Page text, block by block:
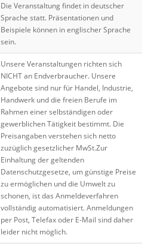
Die Veranstaltung findet in deutscher
Sprache statt. Präsentationen und
Beispiele können in englischer Sprache
sein.
Unsere Veranstaltungen richten sich
NICHT an Endverbraucher. Unsere
Angebote sind nur für Handel, Industrie,
Handwerk und die freien Berufe im
Rahmen einer selbständigen oder
gewerblichen Tätigkeit bestimmt. Die
Preisangaben verstehen sich netto
zuzüglich gesetzlicher MwSt.Zur
Einhaltung der geltenden
Datenschutzgesetze, um günstige Preise
zu ermöglichen und die Umwelt zu
schonen, ist das Anmeldeverfahren
vollständig automatisiert. Anmeldungen
per Post, Telefax oder E-Mail sind daher
leider nicht möglich.